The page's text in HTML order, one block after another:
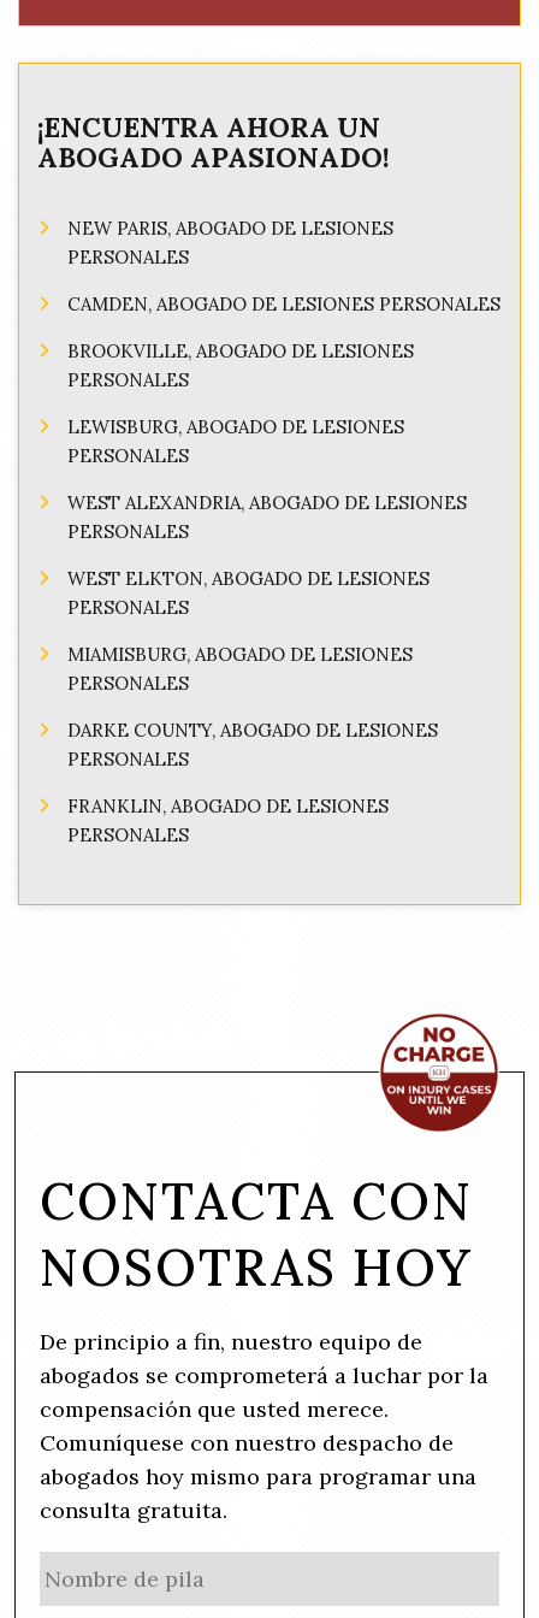
¡ENCUENTRA AHORA UN
ABOGADO APASIONADO!
NEW PARIS, ABOGADO DE LESIONES
PERSONALES
CAMDEN, ABOGADO DE LESIONES PERSONALES
BROOKVILLE, ABOGADO DE LESIONES
PERSONALES
LEWISBURG, ABOGADO DE LESIONES
PERSONALES
WEST ALEXANDRIA, ABOGADO DE LESIONES
PERSONALES
WEST ELKTON, ABOGADO DE LESIONES
PERSONALES
MIAMISBURG, ABOGADO DE LESIONES
PERSONALES
DARKE COUNTY, ABOGADO DE LESIONES
PERSONALES
FRANKLIN, ABOGADO DE LESIONES
PERSONALES
CONTACTA CON
NOSOTRAS HOY
De principio a fin, nuestro equipo de
abogados se comprometerá a luchar por la
compensación que usted merece.
Comuníquese con nuestro despacho de
abogados hoy mismo para programar una
consulta gratuita.
a
de